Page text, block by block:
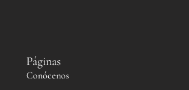
Páginas
Conócenos